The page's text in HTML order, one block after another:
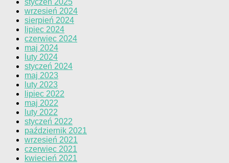
wrzesień 2024
sierpień 2024
lipiec 2024
czerwiec 2024
maj 2024
luty 2024
styczeń 2024
maj 2023
luty 2023
lipiec 2022
maj 2022
luty 2022
styczeń 2022
październik 2021
wrzesień 2021
czerwiec 2021
kwiecień 2021